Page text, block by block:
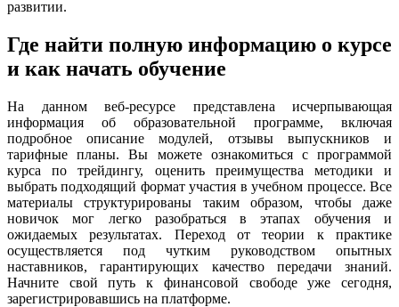
развитии.
Где найти полную информацию о курсе
и как начать обучение
На данном веб-ресурсе представлена исчерпывающая
информация об образовательной программе, включая
подробное описание модулей, отзывы выпускников и
тарифные планы. Вы можете ознакомиться с программой
курса по трейдингу, оценить преимущества методики и
выбрать подходящий формат участия в учебном процессе. Все
материалы структурированы таким образом, чтобы даже
новичок мог легко разобраться в этапах обучения и
ожидаемых результатах. Переход от теории к практике
осуществляется под чутким руководством опытных
наставников, гарантирующих качество передачи знаний.
Начните свой путь к финансовой свободе уже сегодня,
зарегистрировавшись на платформе.